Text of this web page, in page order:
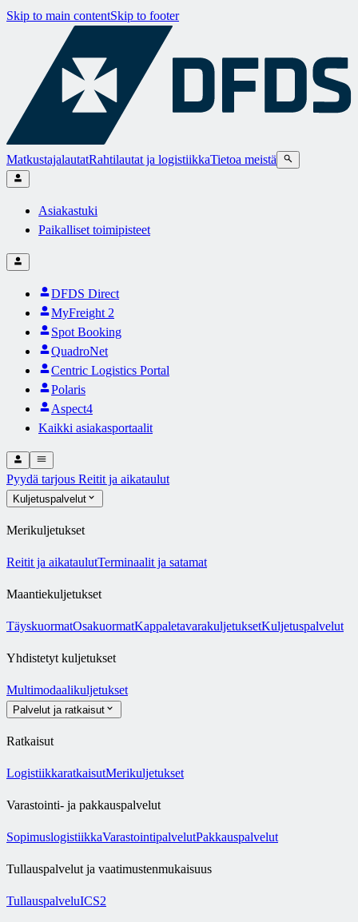
Skip to main contentSkip to footer
MatkustajalautatRahtilautat ja logistiikkaTietoa meistä
Asiakastuki
Paikalliset toimipisteet
DFDS Direct
MyFreight 2
Spot Booking
QuadroNet
Centric Logistics Portal
Polaris
Aspect4
Kaikki asiakasportaalit
Pyydä tarjous Reitit ja aikataulut
Kuljetuspalvelut
Merikuljetukset
Reitit ja aikataulutTerminaalit ja satamat
Maantiekuljetukset
TäyskuormatOsakuormatKappaletavarakuljetuksetKuljetuspalvelut
Yhdistetyt kuljetukset
Multimodaalikuljetukset
Palvelut ja ratkaisut
Ratkaisut
LogistiikkaratkaisutMerikuljetukset
Varastointi- ja pakkauspalvelut
SopimuslogistiikkaVarastointipalvelutPakkauspalvelut
Tullauspalvelut ja vaatimustenmukaisuus
TullauspalveluICS2